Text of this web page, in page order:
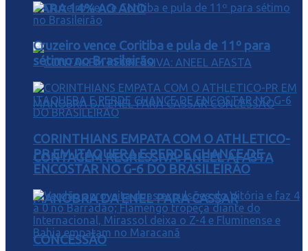
PARA 14% AO ANO
CONTAGEM REGRESSIVA: ANEEL AFASTA
MANOBRA DA ENEL PARA CASSAR
CONCESSÃO
Cruzeiro vence Coritiba e pula de 11º para
sétimo no Brasileirão
CORINTHIANS EMPATA COM O ATHLETICO-
PR EM ITAQUERA E PERDE CHANCE DE
ENCOSTAR NO G-6 DO BRASILEIRÃO